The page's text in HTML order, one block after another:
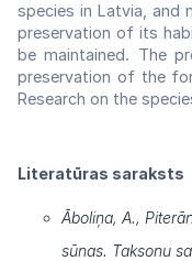
species in Latvia, and
preservation of its
be maintained. The
preservation of the
Research on the
Literatūras saraksts
Āboliņa, A.,
sūnas. Taksonu